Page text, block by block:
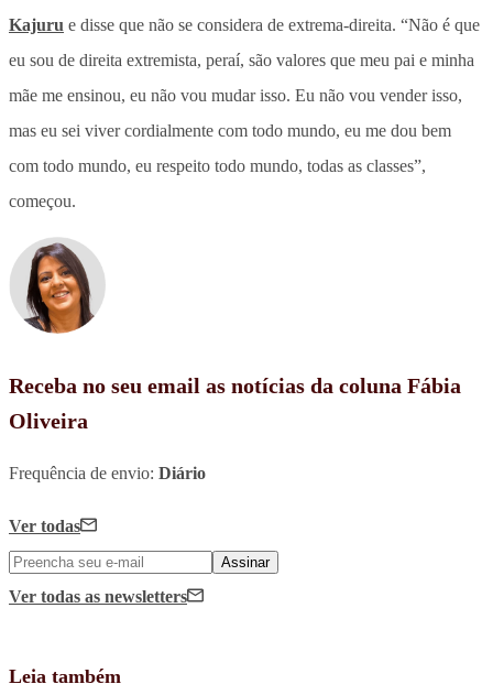
Kajuru e disse que não se considera de extrema-direita. “Não é que
eu sou de direita extremista, peraí, são valores que meu pai e minha
mãe me ensinou, eu não vou mudar isso. Eu não vou vender isso,
mas eu sei viver cordialmente com todo mundo, eu me dou bem
com todo mundo, eu respeito todo mundo, todas as classes”,
começou.
Receba no seu email as notícias da coluna Fábia
Oliveira
Frequência de envio: Diário
Ver todas
Assinar
Ver todas as newsletters
Leia também